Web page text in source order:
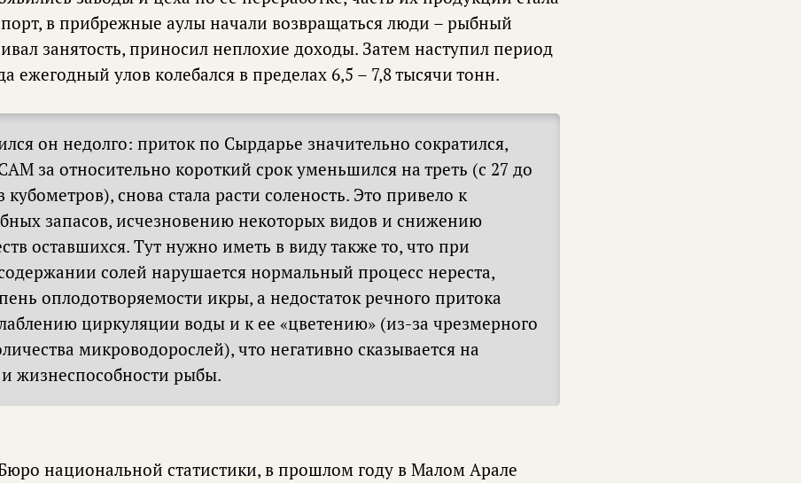
в прибрежные аулы начали возвращаться люди – рыбный
занятость, приносил неплохие доходы. Затем наступил период
ежегодный улов колебался в пределах 6,5 – 7,8 тысячи тонн.
он недолго: приток по Сырдарье значительно сократился,
за относительно короткий срок уменьшился на треть (с 27 до
снова стала расти соленость. Это привело к
запасов, исчезновению некоторых видов и снижению
оставшихся. Тут нужно иметь в виду также то, что при
солей нарушается нормальный процесс нереста,
оплодотворяемости икры, а недостаток речного притока
циркуляции воды и к ее «цветению» (из-за чрезмерного
микроводорослей), что негативно сказывается на
жизнеспособности рыбы.
национальной статистики, в прошлом году в Малом Арале